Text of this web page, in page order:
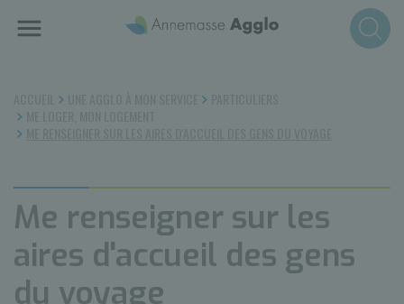
Me renseigner sur les
aires d'accueil des gens
du voyage